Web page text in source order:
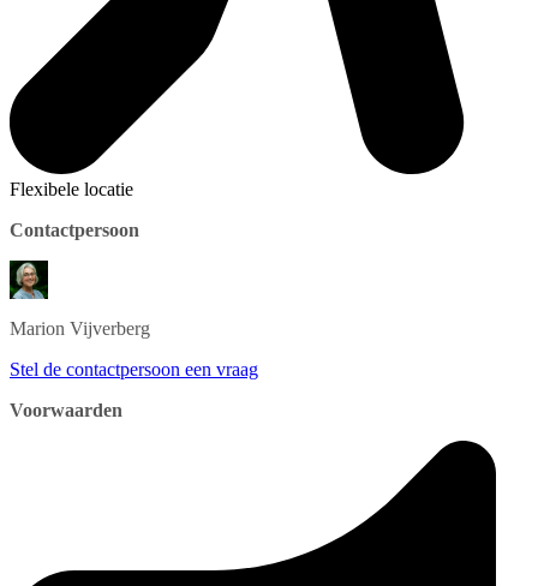
Flexibele locatie
Contactpersoon
Marion Vijverberg
Stel de contactpersoon een vraag
Voorwaarden